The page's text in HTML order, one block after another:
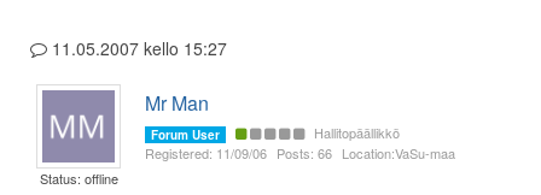
11.05.2007 kello 15:27
Status: offline
Mr Man
Forum User
Hallitopäällikkö
Registered: 11/09/06 Posts: 66 Location:VaSu-maa